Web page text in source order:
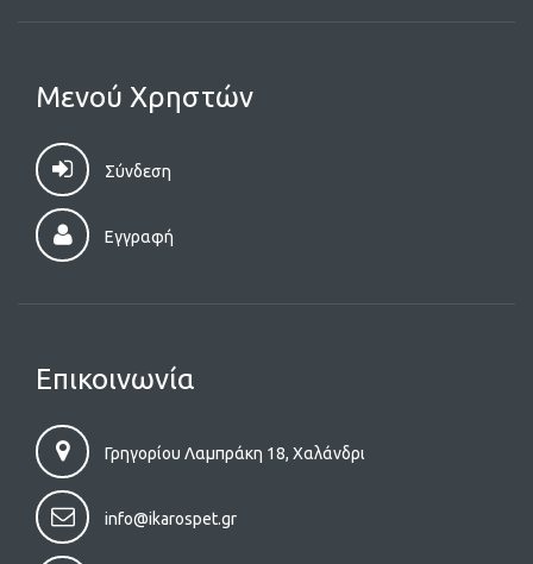
Μενού Χρηστών
Σύνδεση
Εγγραφή
Επικοινωνία
Γρηγορίου Λαμπράκη 18, Χαλάνδρι
info@ikarospet.gr